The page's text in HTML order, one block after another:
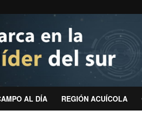
AL DÍA REGIÓN ACUÍCOLA